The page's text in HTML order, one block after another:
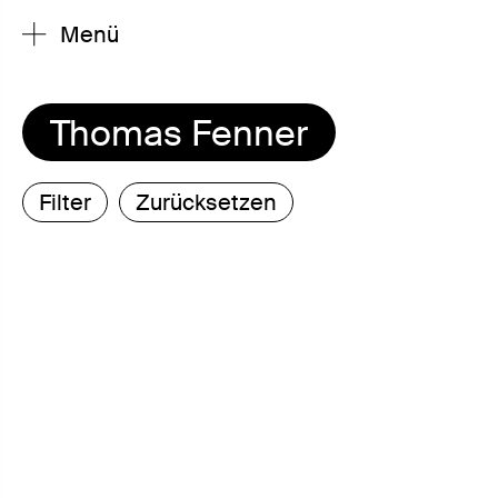
Menü
Thomas Fenner
Filter Zurücksetzen